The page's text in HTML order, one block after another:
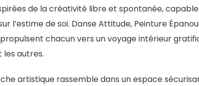
de la créativité libre et spontanée,
l’estime de soi. Danse Attitude, Peinture
chacun vers un voyage intérieur
les autres.
artistique rassemble dans un espace